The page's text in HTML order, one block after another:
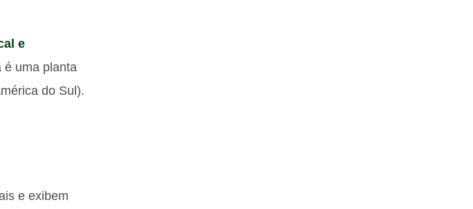
e
é uma planta
do Sul).
e exibem